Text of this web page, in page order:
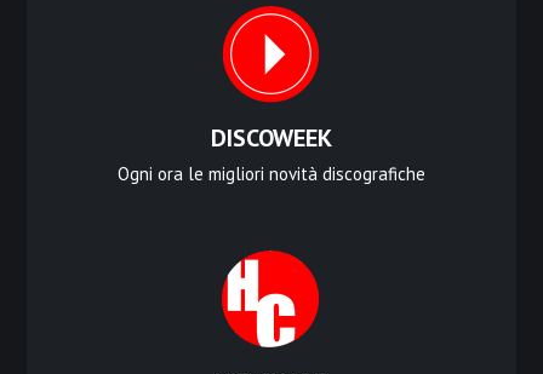
DISCOWEEK
Ogni ora le migliori novità discografiche